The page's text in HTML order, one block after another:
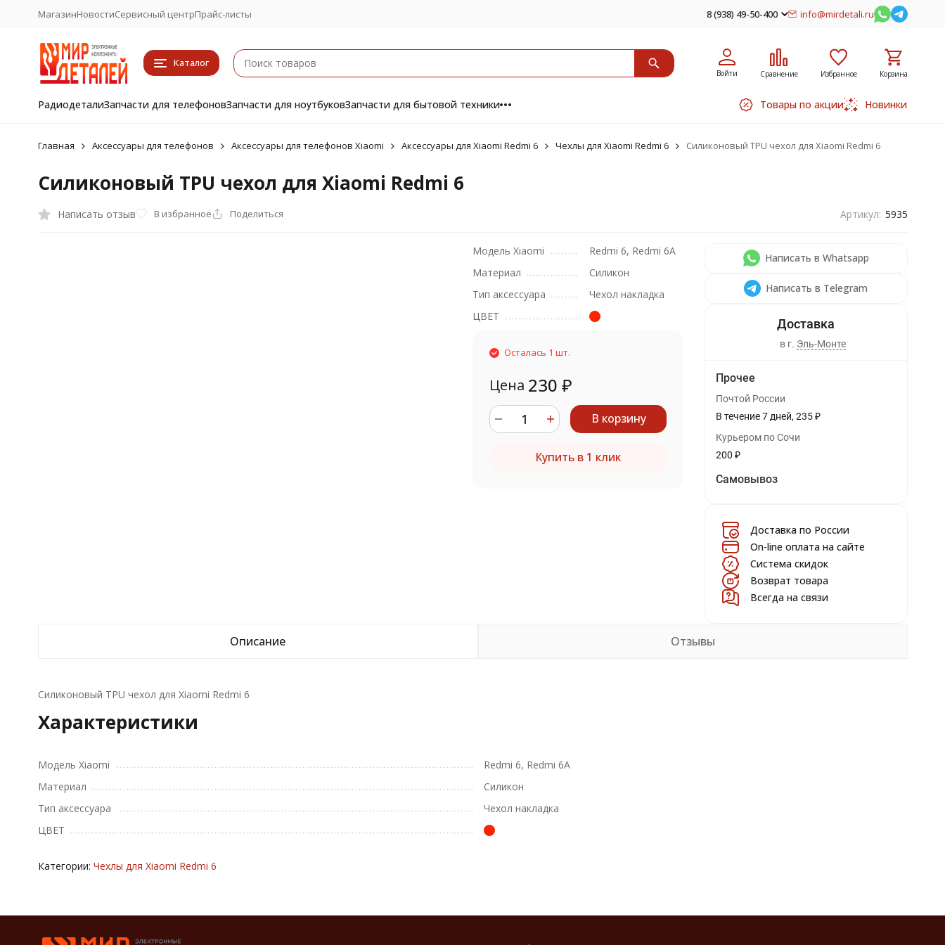
МагазинНовостиСервисный центрПрайс-листы 8 (938) 49-50-400 info@mirdetali.ru
Каталог
Войти Сравнение Избранное Корзина
РадиодеталиЗапчасти для телефоновЗапчасти для ноутбуковЗапчасти для бытовой техники Товары по акции Новинки
Главная Аксессуары для телефонов Аксессуары для телефонов Xiaomi Аксессуары для Xiaomi Redmi 6 Чехлы для Xiaomi Redmi 6 Силиконовый TPU чехол для Xiaomi Redmi 6
Силиконовый TPU чехол для Xiaomi Redmi 6
Написать отзыв В избранное Поделиться Артикул: 5935
Модель Xiaomi
Redmi 6, Redmi 6A
Материал
Силикон
Тип аксессуара
Чехол накладка
ЦВЕТ
Осталась 1 шт.
Цена 230 ₽
В корзину
Купить в 1 клик
Написать в Whatsapp
Написать в Telegram
в г. Эль-Монте
Прочее
Почтой России
В течение7 дней 235₽
Курьером по Сочи
200 ₽
Самовывоз
Доставка по России
On-line оплата на сайте
Система скидок
Возврат товара
Всегда на связи
Описание Отзывы
Силиконовый TPU чехол для Xiaomi Redmi 6
Характеристики
Модель Xiaomi
Redmi 6, Redmi 6A
Материал
Силикон
Тип аксессуара
Чехол накладка
ЦВЕТ
Категории: Чехлы для Xiaomi Redmi 6